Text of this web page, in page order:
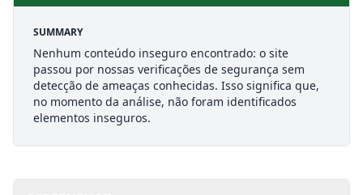
SUMMARY
Nenhum conteúdo inseguro encontrado: o site
passou por nossas verificações de segurança sem
detecção de ameaças conhecidas. Isso significa que,
no momento da análise, não foram identificados
elementos inseguros.